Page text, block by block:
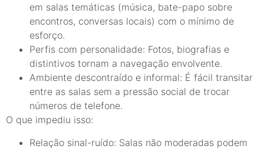
em salas temáticas (música, bate-papo sobre
encontros, conversas locais) com o mínimo de
esforço.
Perfis com personalidade: Fotos, biografias e
distintivos tornam a navegação envolvente.
Ambiente descontraído e informal: É fácil transitar
entre as salas sem a pressão social de trocar
números de telefone.
O que impediu isso:
Relação sinal-ruído: Salas não moderadas podem